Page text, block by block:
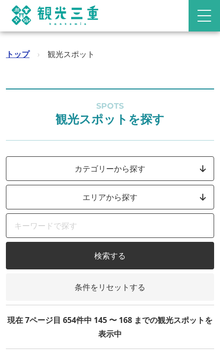
トップ › 観光スポット
SPOTS
観光スポットを探す
カテゴリーから探す
エリアから探す
検索する
条件をリセットする
現在 7ページ目 654件中 145 〜 168 までの観光スポットを
表示中